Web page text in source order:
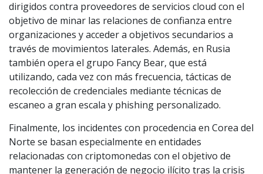
dirigidos contra proveedores de servicios cloud con el
objetivo de minar las relaciones de confianza entre
organizaciones y acceder a objetivos secundarios a
través de movimientos laterales. Además, en Rusia
también opera el grupo Fancy Bear, que está
utilizando, cada vez con más frecuencia, tácticas de
recolección de credenciales mediante técnicas de
escaneo a gran escala y phishing personalizado.
Finalmente, los incidentes con procedencia en Corea del
Norte se basan especialmente en entidades
relacionadas con criptomonedas con el objetivo de
mantener la generación de negocio ilícito tras la crisis